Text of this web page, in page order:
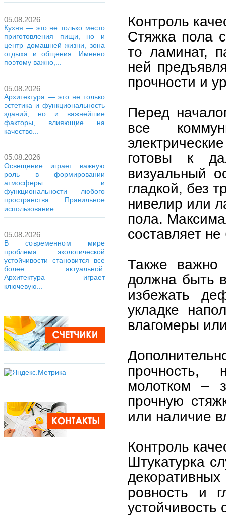
05.08.2026
Кухня — это не только место
приготовления пищи, но и
центр домашней жизни, зона
отдыха и общения. Именно
поэтому важно,...
05.08.2026
Архитектура — это не только
эстетика и функциональность
зданий, но и важнейшие
факторы, влияющие на
качество...
05.08.2026
Освещение играет важную
роль в формировании
атмосферы и
функциональности любого
пространства. Правильное
использование...
05.08.2026
В современном мире
проблема экологической
устойчивости становится все
более актуальной.
Архитектура играет
ключевую...
Контроль
Стяжка пола
то ламинат,
ней
прочности и
Перед
все
готовы к
визуальный
гладкой, без
нивелир или
пола.
составляет
Также важно
должна быть
избежать
укладке
влагомеры
прочность,
молотком –
прочную
или наличие
Контроль
Штукатурка
ровность и
устойчивость